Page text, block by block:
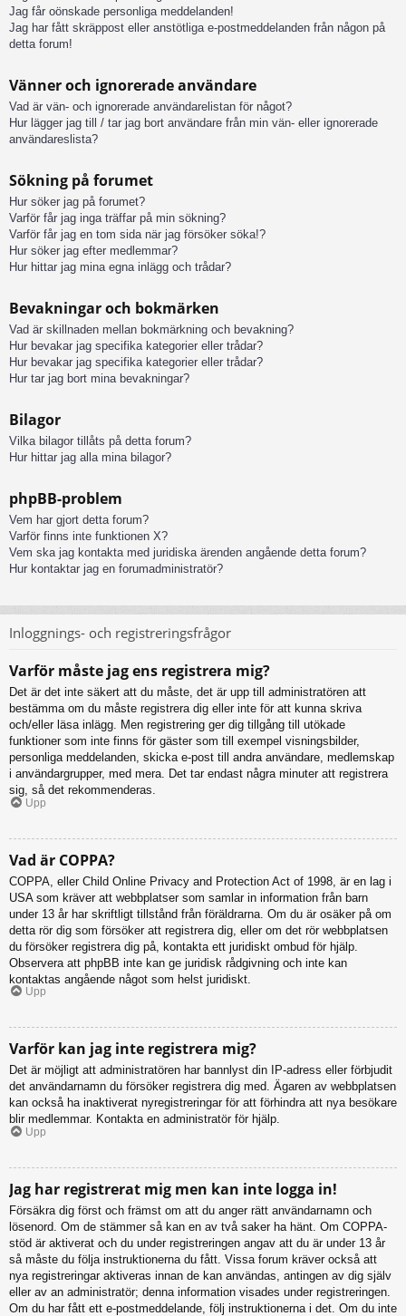
Jag får oönskade personliga meddelanden!
Jag har fått skräppost eller anstötliga e-postmeddelanden från någon på
detta forum!
Vänner och ignorerade användare
Vad är vän- och ignorerade användarelistan för något?
Hur lägger jag till / tar jag bort användare från min vän- eller ignorerade
användareslista?
Sökning på forumet
Hur söker jag på forumet?
Varför får jag inga träffar på min sökning?
Varför får jag en tom sida när jag försöker söka!?
Hur söker jag efter medlemmar?
Hur hittar jag mina egna inlägg och trådar?
Bevakningar och bokmärken
Vad är skillnaden mellan bokmärkning och bevakning?
Hur bevakar jag specifika kategorier eller trådar?
Hur bevakar jag specifika kategorier eller trådar?
Hur tar jag bort mina bevakningar?
Bilagor
Vilka bilagor tillåts på detta forum?
Hur hittar jag alla mina bilagor?
phpBB-problem
Vem har gjort detta forum?
Varför finns inte funktionen X?
Vem ska jag kontakta med juridiska ärenden angående detta forum?
Hur kontaktar jag en forumadministratör?
Inloggnings- och registreringsfrågor
Varför måste jag ens registrera mig?
Det är det inte säkert att du måste, det är upp till administratören att
bestämma om du måste registrera dig eller inte för att kunna skriva
och/eller läsa inlägg. Men registrering ger dig tillgång till utökade
funktioner som inte finns för gäster som till exempel visningsbilder,
personliga meddelanden, skicka e-post till andra användare, medlemskap
i användargrupper, med mera. Det tar endast några minuter att registrera
sig, så det rekommenderas.
Upp
Vad är COPPA?
COPPA, eller Child Online Privacy and Protection Act of 1998, är en lag i
USA som kräver att webbplatser som samlar in information från barn
under 13 år har skriftligt tillstånd från föräldrarna. Om du är osäker på om
detta rör dig som försöker att registrera dig, eller om det rör webbplatsen
du försöker registrera dig på, kontakta ett juridiskt ombud för hjälp.
Observera att phpBB inte kan ge juridisk rådgivning och inte kan
kontaktas angående något som helst juridiskt.
Upp
Varför kan jag inte registrera mig?
Det är möjligt att administratören har bannlyst din IP-adress eller förbjudit
det användarnamn du försöker registrera dig med. Ägaren av webbplatsen
kan också ha inaktiverat nyregistreringar för att förhindra att nya besökare
blir medlemmar. Kontakta en administratör för hjälp.
Upp
Jag har registrerat mig men kan inte logga in!
Försäkra dig först och främst om att du anger rätt användarnamn och
lösenord. Om de stämmer så kan en av två saker ha hänt. Om COPPA-
stöd är aktiverat och du under registreringen angav att du är under 13 år
så måste du följa instruktionerna du fått. Vissa forum kräver också att
nya registreringar aktiveras innan de kan användas, antingen av dig själv
eller av an administratör; denna information visades under registreringen.
Om du har fått ett e-postmeddelande, följ instruktionerna i det. Om du inte